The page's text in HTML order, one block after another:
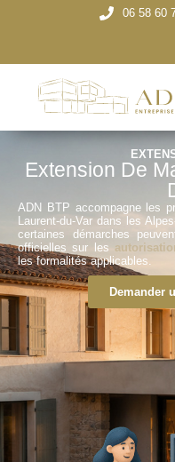
06 58 60
Extension De
ADN BTP accompagne les
Laurent-du-Var dans les
certaines démarches
officielles sur les
les formalités applicables.
Demander